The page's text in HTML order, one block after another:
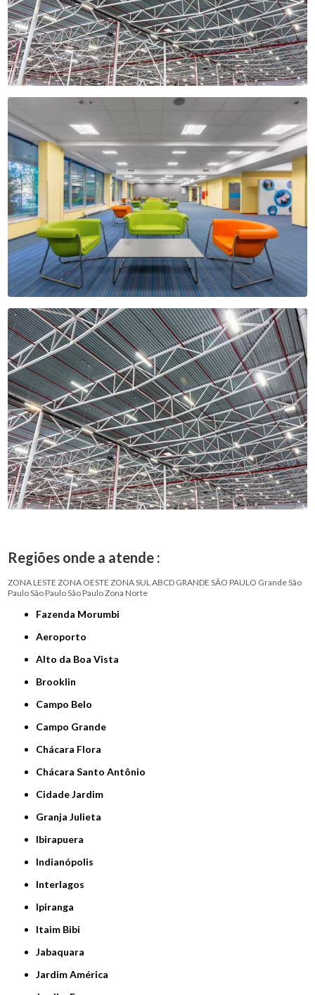
Regiões onde a atende :
ZONA LESTE ZONA OESTE ZONA SULABCD GRANDE SÃO PAULO Grande São
PauloSão PauloSão PauloZona Norte
Fazenda Morumbi
Aeroporto
Alto da Boa Vista
Brooklin
Campo Belo
Campo Grande
Chácara Flora
Chácara Santo Antônio
Cidade Jardim
Granja Julieta
Ibirapuera
Indianópolis
Interlagos
Ipiranga
Itaim Bibi
Jabaquara
Jardim América